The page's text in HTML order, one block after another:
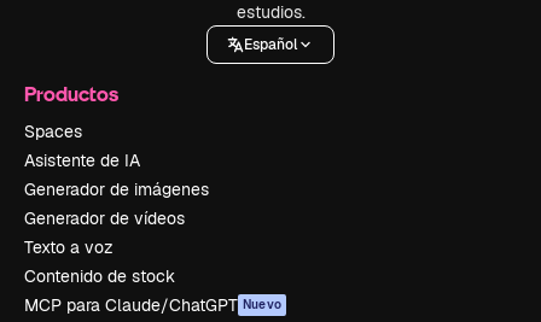
estudios.
Español
Productos
Spaces
Asistente de IA
Generador de imágenes
Generador de vídeos
Texto a voz
Contenido de stock
MCP para Claude/ChatGPT Nuevo